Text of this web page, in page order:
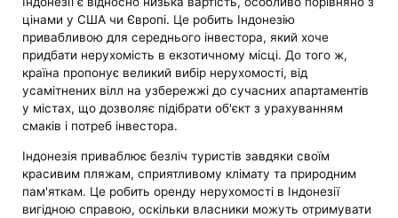
цінами у США чи Європі. Це робить Індонезію
привабливою для середнього інвестора, який хоче
придбати нерухомість в екзотичному місці. До того ж,
країна пропонує великий вибір нерухомості, від
усамітнених вілл на узбережжі до сучасних апартаментів
у містах, що дозволяє підібрати об'єкт з урахуванням
смаків і потреб інвестора.
Індонезія приваблює безліч туристів завдяки своїм
красивим пляжам, сприятливому клімату та природним
пам'яткам. Це робить оренду нерухомості в Індонезії
вигідною справою, оскільки власники можуть отримувати